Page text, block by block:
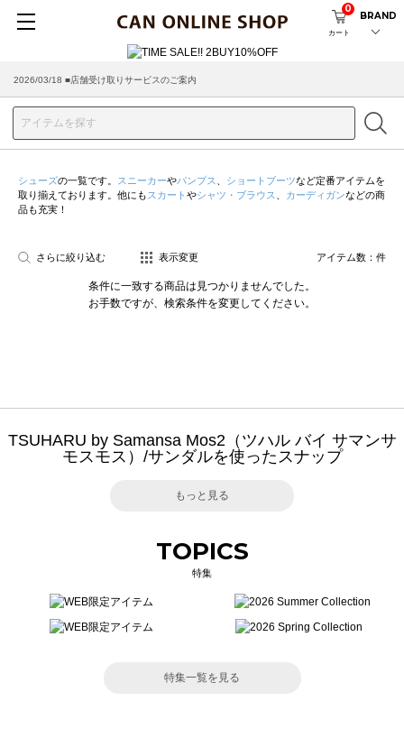
カート
0
BRAND
2026/03/18 ■店舗受け取りサービスのご案内
シューズの一覧です。 スニーカーやパンプス ショートブーツなど定番アイテムを
取り揃えております。他にも スカート やシャツ・ブラウス カーディガンなどの商
品も充実！
さらに絞り込む 表示変更 アイテム数： 件
条件に一致する商品は見つかりませんでした。
お手数ですが、検索条件を変更してください。
TSUHARU by Samansa Mos2（ツハル バイ サマンサ
モスモス）/サンダルを使ったスナップ
もっと見る
TOPICS
特集
特集一覧を見る